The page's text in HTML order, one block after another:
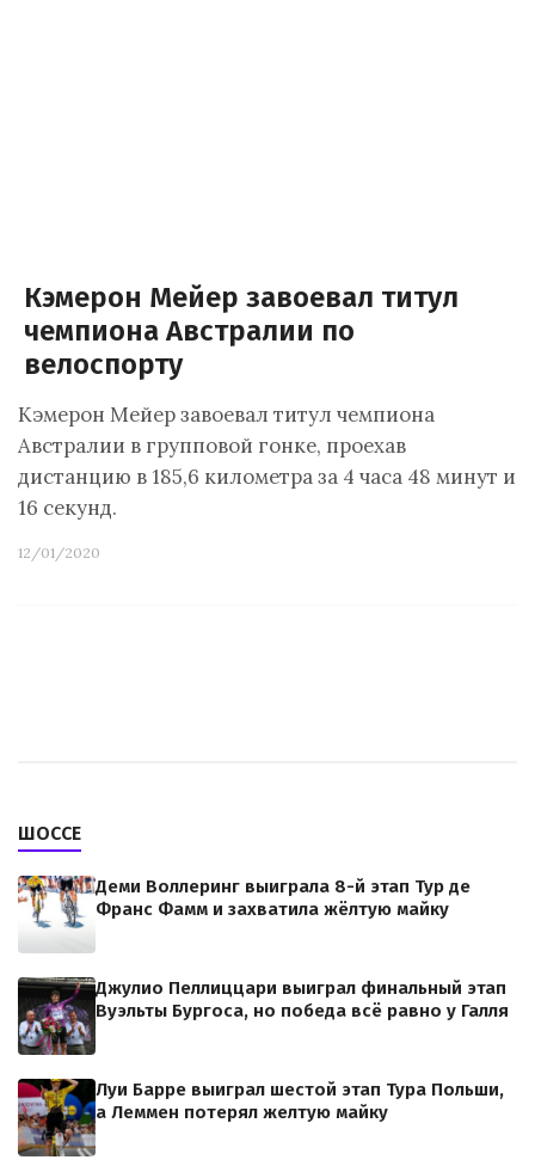
Кэмерон Мейер завоевал титул
чемпиона Австралии по
велоспорту
Кэмерон Мейер завоевал титул чемпиона
Австралии в групповой гонке, проехав
дистанцию в 185,6 километра за 4 часа 48 минут и
16 секунд.
12/01/2020
ШОССЕ
Деми Воллеринг выиграла 8-й этап Тур де
Франс Фамм и захватила жёлтую майку
Джулио Пеллиццари выиграл финальный этап
Вуэльты Бургоса, но победа всё равно у Галля
Луи Барре выиграл шестой этап Тура Польши,
а Леммен потерял желтую майку